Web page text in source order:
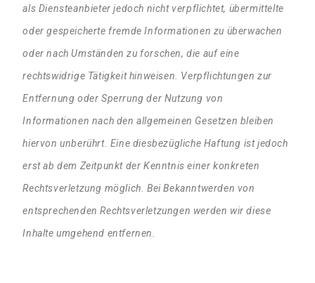
als Diensteanbieter jedoch nicht verpflichtet, übermittelte
oder gespeicherte fremde Informationen zu überwachen
oder nach Umständen zu forschen, die auf eine
rechtswidrige Tätigkeit hinweisen. Verpflichtungen zur
Entfernung oder Sperrung der Nutzung von
Informationen nach den allgemeinen Gesetzen bleiben
hiervon unberührt. Eine diesbezügliche Haftung ist jedoch
erst ab dem Zeitpunkt der Kenntnis einer konkreten
Rechtsverletzung möglich. Bei Bekanntwerden von
entsprechenden Rechtsverletzungen werden wir diese
Inhalte umgehend entfernen.